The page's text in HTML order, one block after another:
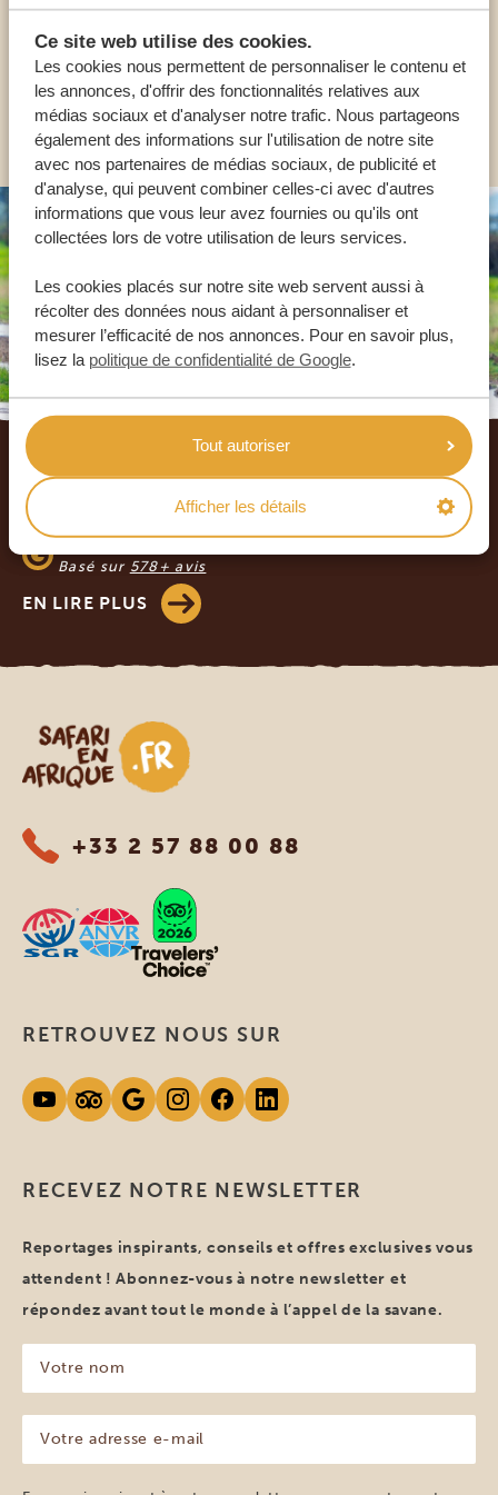
Ce site web utilise des cookies.
Les cookies nous permettent de personnaliser le contenu et
les annonces, d'offrir des fonctionnalités relatives aux
médias sociaux et d'analyser notre trafic. Nous partageons
également des informations sur l'utilisation de notre site
avec nos partenaires de médias sociaux, de publicité et
d'analyse, qui peuvent combiner celles-ci avec d'autres
informations que vous leur avez fournies ou qu'ils ont
collectées lors de votre utilisation de leurs services.
Les cookies placés sur notre site web servent aussi à
récolter des données nous aidant à personnaliser et
mesurer l’efficacité de nos annonces. Pour en savoir plus,
lisez la politique de confidentialité de Google.
Tout autoriser
Afficher les détails
AUTRES PAYS
Footer
NOS CLIENTS NOUS RECOMMANDENT
4.8/5
Basé sur 578+ avis
EN LIRE PLUS
Safari en Afrique
+33 2 57 88 00 88
RECEVEZ NOTRE NEWSLETTER
Reportages inspirants, conseils et offres exclusives vous
attendent ! Abonnez-vous à notre newsletter et
répondez avant tout le monde à l’appel de la savane.
nom
(Nécessaire)
adresse
e-
RETROUVEZ NOUS SUR